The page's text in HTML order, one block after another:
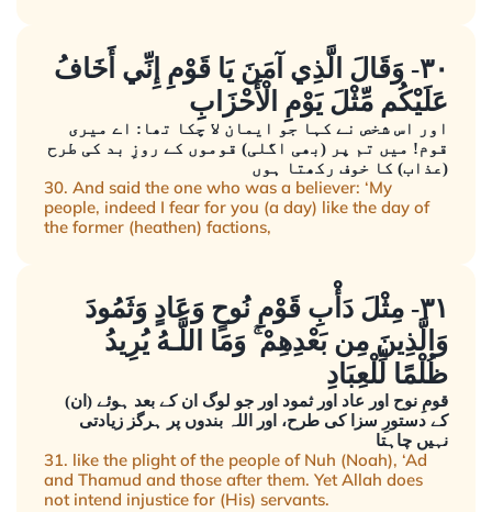
٣٠- وَقَالَ الَّذِي آمَنَ يَا قَوْمِ إِنِّي أَخَافُ
عَلَيْكُم مِّثْلَ يَوْمِ الْأَحْزَابِ
اور اس شخص نے کہا جو ایمان لا چکا تھا: اے میری
قوم! میں تم پر (بھی اگلی) قوموں کے روزِ بد کی طرح
(عذاب) کا خوف رکھتا ہوں
30. And said the one who was a believer: ‘My
people, indeed I fear for you (a day) like the day of
the former (heathen) factions,
٣١- مِثْلَ دَأْبِ قَوْمِ نُوحٍ وَعَادٍ وَثَمُودَ
وَالَّذِينَ مِن بَعْدِهِمْ ۚ وَمَا اللَّـهُ يُرِيدُ
ظُلْمًا لِّلْعِبَادِ
قومِ نوح اور عاد اور ثمود اور جو لوگ ان کے بعد ہوئے (ان)
کے دستورِ سزا کی طرح، اور اللہ بندوں پر ہرگز زیادتی
نہیں چاہتا
31. like the plight of the people of Nuh (Noah), ‘Ad
and Thamud and those after them. Yet Allah does
not intend injustice for (His) servants.